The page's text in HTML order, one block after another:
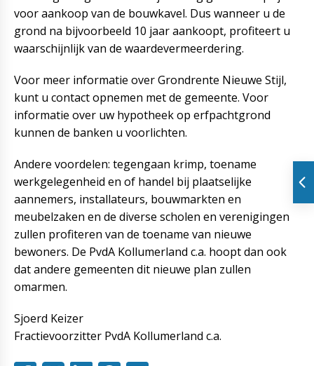
voor aankoop van de bouwkavel. Dus wanneer u de
grond na bijvoorbeeld 10 jaar aankoopt, profiteert u
waarschijnlijk van de waardevermeerdering.
Voor meer informatie over Grondrente Nieuwe Stijl,
kunt u contact opnemen met de gemeente. Voor
informatie over uw hypotheek op erfpachtgrond
kunnen de banken u voorlichten.
Andere voordelen: tegengaan krimp, toename
werkgelegenheid en of handel bij plaatselijke
aannemers, installateurs, bouwmarkten en
meubelzaken en de diverse scholen en verenigingen
zullen profiteren van de toename van nieuwe
bewoners. De PvdA Kollumerland c.a. hoopt dan ook
dat andere gemeenten dit nieuwe plan zullen
omarmen.
Sjoerd Keizer
Fractievoorzitter PvdA Kollumerland c.a.